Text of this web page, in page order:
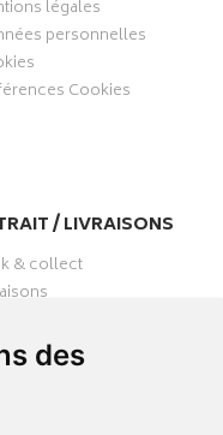
des
légales
personnelles
Cookies
/ LIVRAISONS
& collect